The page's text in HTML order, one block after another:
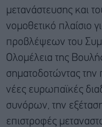
μετανάστευσης και
νομοθετικό πλαίσιο
προβλέψεων του
Ολομέλεια της Βουλής
σηματοδοτώντας την
νέες ευρωπαϊκές
συνόρων, την
επιστροφές